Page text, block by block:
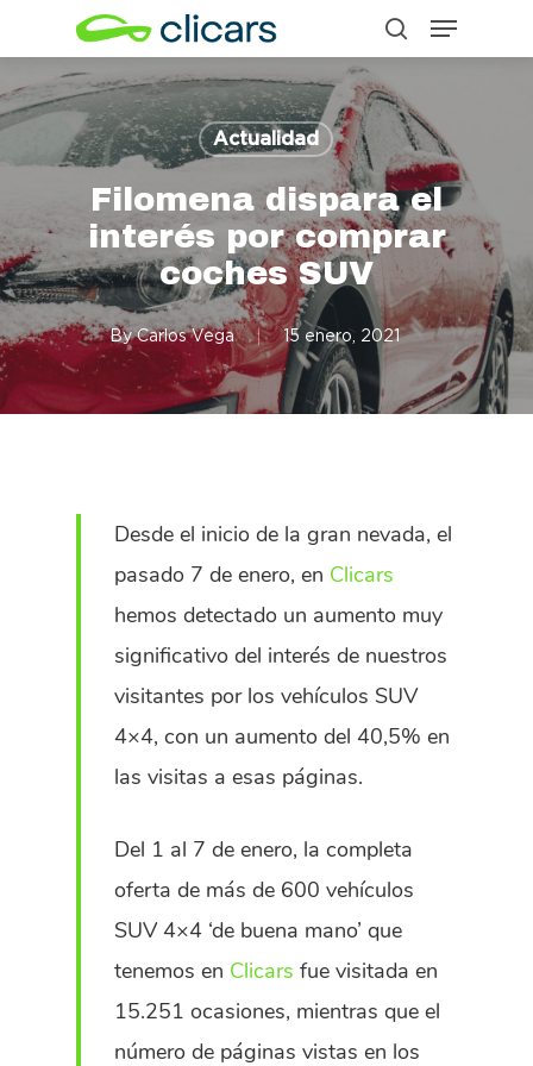
to
main
content
search
Menu
Actualidad
Filomena dispara el
interés por comprar
coches SUV
By Carlos Vega 15 enero, 2021
Desde el inicio de la gran nevada, el
pasado 7 de enero, en Clicars
hemos detectado un aumento muy
significativo del interés de nuestros
visitantes por los vehículos SUV
4×4, con un aumento del 40,5% en
las visitas a esas páginas.
Del 1 al 7 de enero, la completa
oferta de más de 600 vehículos
SUV 4×4 ‘de buena mano’ que
tenemos en Clicars fue visitada en
15.251 ocasiones, mientras que el
número de páginas vistas en los